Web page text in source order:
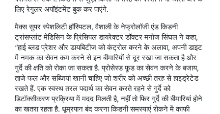
लिए रेगुलर अपॉइंटमेंट बुक कर पाएंगे.
मैक्स सुपर स्पेशलिटी हॉस्पिटल, वैशाली के नेफ्रोलॉजी एंड किडनी
ट्रांसप्लांट मेडिसिन के प्रिंसिपल डायरेक्टर डॉक्टर मनोज सिंघल ने कहा,
“हाई ब्लड प्रेशर और डायबिटीज को कंट्रोल करने के अलावा, अपनी डाइट
में नमक का सेवन कम करने से इन बीमारियों से दूर रखा जा सकता है और
गुर्दे की क्षति को रोका जा सकता है. प्रोसेस्ड फूड का सेवन करने के बजाय,
ताजे फल और सब्जियां खानी चाहिए जो शरीर को अच्छी तरह से हाइड्रेटेड
रखते हैं. एक स्वस्थ तरल पदार्थ का सेवन करते रहने से गुर्दे को
डिटॉक्सीकरण प्रक्रिया में मदद मिलती है, नहीं तो फिर गुर्दे की बीमारियां होने
का खतरा रहता है. धूम्रपान बंद करना किडनी समस्याएं रोकने में काफी